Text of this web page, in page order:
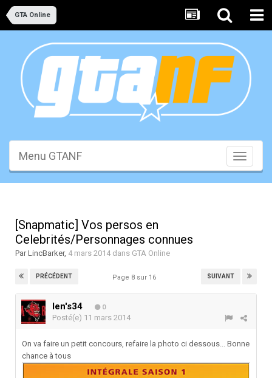
GTA Online
Toggle
Menu GTANF
[Snapmatic] Vos persos en
Celebrités/Personnages connues
ParLincBarker, 4 mars 2014dans GTA Online
PRÉCÉDENT SUIVANT
Page 8 sur 16
len's34 0
Posté(e) 11 mars 2014
On va faire un petit concours, refaire la photo ci dessous... Bonne
chance à tous